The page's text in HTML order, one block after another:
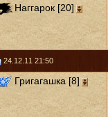
Наггарок [20]
24.12.11 21:50
Григагашка [8]